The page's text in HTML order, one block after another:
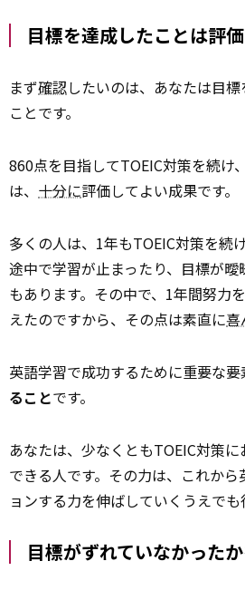
目標を達成したことは評
まず確認したいのは、あなたは目
ことです。
860点を目指してTOEIC対策を続け
は、 十分に評価してよい成果です。
多くの人は、1年もTOEIC対策を続
途中で学習が止まったり、目標が曖
もあります。その中で、1年間努力
えたのですから、その点は素直に喜
英語学習で成功するために重要な要
ることです。
あなたは、少なくともTOEIC対策に
できる人です。その力は、これか
ョンする力を伸ばしていくうえでも
目標がずれていなかった